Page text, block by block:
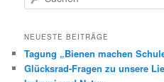
u
h
n
NEUESTE BEITRÄGE
Tagung „Bienen machen
Glücksrad-Fragen zu unsere